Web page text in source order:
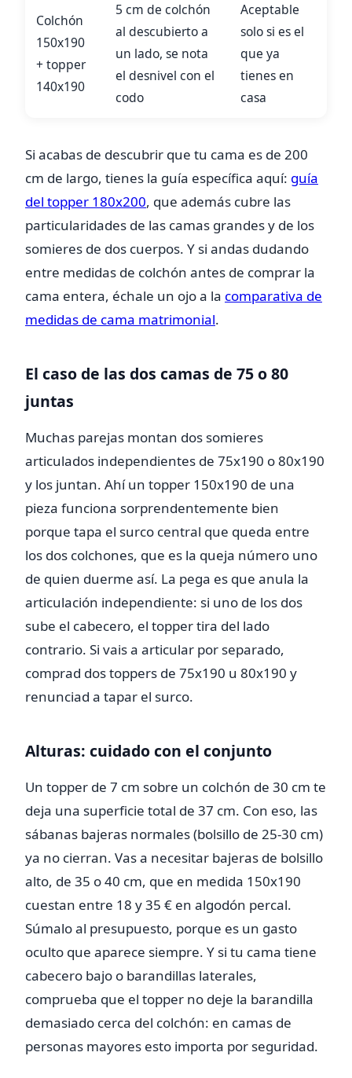
Colchón
150x190
+ topper
140x190
5 cm de colchón
al descubierto a
un lado, se nota
el desnivel con el
codo
Aceptable
solo si es el
que ya
tienes en
casa
Si acabas de descubrir que tu cama es de 200
cm de largo, tienes la guía específica aquí: guía
del topper 180x200, que además cubre las
particularidades de las camas grandes y de los
somieres de dos cuerpos. Y si andas dudando
entre medidas de colchón antes de comprar la
cama entera, échale un ojo a la comparativa de
medidas de cama matrimonial.
El caso de las dos camas de 75 o 80
juntas
Muchas parejas montan dos somieres
articulados independientes de 75x190 o 80x190
y los juntan. Ahí un topper 150x190 de una
pieza funciona sorprendentemente bien
porque tapa el surco central que queda entre
los dos colchones, que es la queja número uno
de quien duerme así. La pega es que anula la
articulación independiente: si uno de los dos
sube el cabecero, el topper tira del lado
contrario. Si vais a articular por separado,
comprad dos toppers de 75x190 u 80x190 y
renunciad a tapar el surco.
Alturas: cuidado con el conjunto
Un topper de 7 cm sobre un colchón de 30 cm te
deja una superficie total de 37 cm. Con eso, las
sábanas bajeras normales (bolsillo de 25-30 cm)
ya no cierran. Vas a necesitar bajeras de bolsillo
alto, de 35 o 40 cm, que en medida 150x190
cuestan entre 18 y 35 € en algodón percal.
Súmalo al presupuesto, porque es un gasto
oculto que aparece siempre. Y si tu cama tiene
cabecero bajo o barandillas laterales,
comprueba que el topper no deje la barandilla
demasiado cerca del colchón: en camas de
personas mayores esto importa por seguridad.